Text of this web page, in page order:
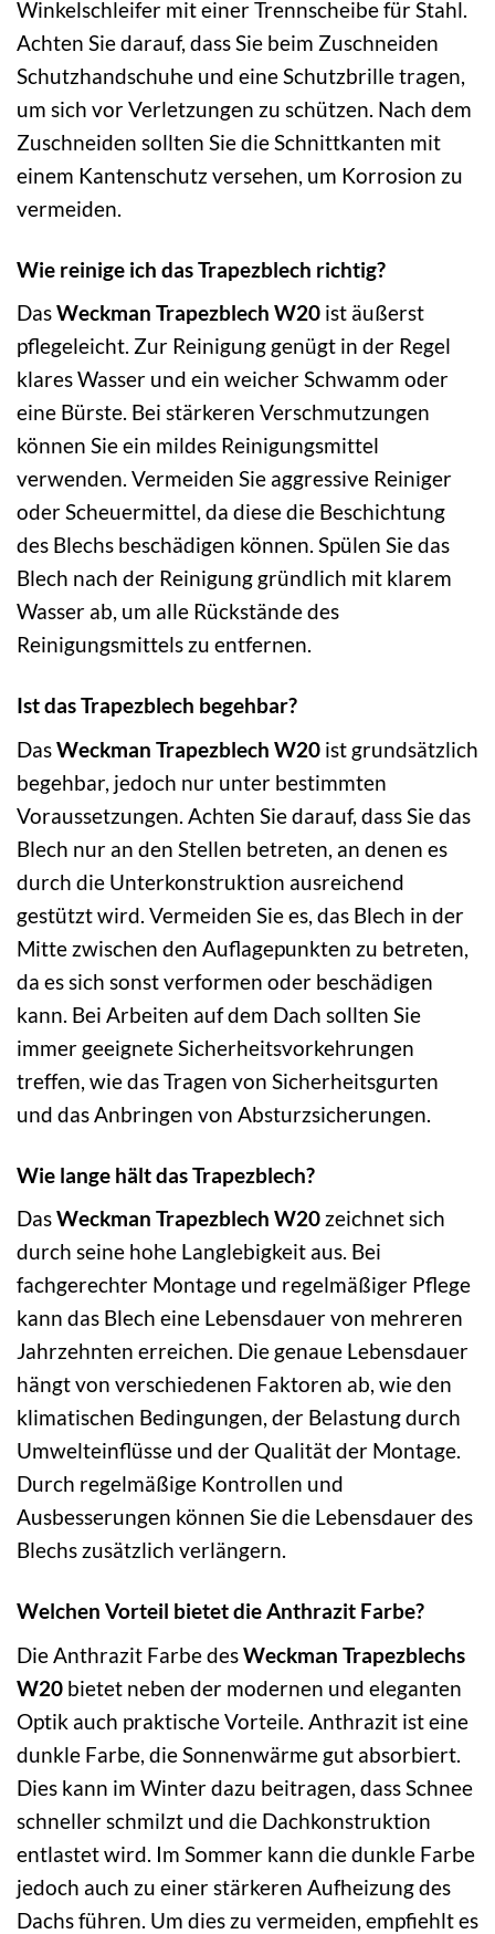
Winkelschleifer mit einer Trennscheibe für Stahl.
Achten Sie darauf, dass Sie beim Zuschneiden
Schutzhandschuhe und eine Schutzbrille tragen,
um sich vor Verletzungen zu schützen. Nach dem
Zuschneiden sollten Sie die Schnittkanten mit
einem Kantenschutz versehen, um Korrosion zu
vermeiden.
Wie reinige ich das Trapezblech richtig?
DasWeckman Trapezblech W20 ist äußerst
pflegeleicht. Zur Reinigung genügt in der Regel
klares Wasser und ein weicher Schwamm oder
eine Bürste. Bei stärkeren Verschmutzungen
können Sie ein mildes Reinigungsmittel
verwenden. Vermeiden Sie aggressive Reiniger
oder Scheuermittel, da diese die Beschichtung
des Blechs beschädigen können. Spülen Sie das
Blech nach der Reinigung gründlich mit klarem
Wasser ab, um alle Rückstände des
Reinigungsmittels zu entfernen.
Ist das Trapezblech begehbar?
DasWeckman Trapezblech W20 ist grundsätzlich
begehbar, jedoch nur unter bestimmten
Voraussetzungen. Achten Sie darauf, dass Sie das
Blech nur an den Stellen betreten, an denen es
durch die Unterkonstruktion ausreichend
gestützt wird. Vermeiden Sie es, das Blech in der
Mitte zwischen den Auflagepunkten zu betreten,
da es sich sonst verformen oder beschädigen
kann. Bei Arbeiten auf dem Dach sollten Sie
immer geeignete Sicherheitsvorkehrungen
treffen, wie das Tragen von Sicherheitsgurten
und das Anbringen von Absturzsicherungen.
Wie lange hält das Trapezblech?
DasWeckman Trapezblech W20 zeichnet sich
durch seine hohe Langlebigkeit aus. Bei
fachgerechter Montage und regelmäßiger Pflege
kann das Blech eine Lebensdauer von mehreren
Jahrzehnten erreichen. Die genaue Lebensdauer
hängt von verschiedenen Faktoren ab, wie den
klimatischen Bedingungen, der Belastung durch
Umwelteinflüsse und der Qualität der Montage.
Durch regelmäßige Kontrollen und
Ausbesserungen können Sie die Lebensdauer des
Blechs zusätzlich verlängern.
Welchen Vorteil bietet die Anthrazit Farbe?
Die Anthrazit Farbe desWeckman Trapezblechs
W20 bietet neben der modernen und eleganten
Optik auch praktische Vorteile. Anthrazit ist eine
dunkle Farbe, die Sonnenwärme gut absorbiert.
Dies kann im Winter dazu beitragen, dass Schnee
schneller schmilzt und die Dachkonstruktion
entlastet wird. Im Sommer kann die dunkle Farbe
jedoch auch zu einer stärkeren Aufheizung des
Dachs führen. Um dies zu vermeiden, empfiehlt es